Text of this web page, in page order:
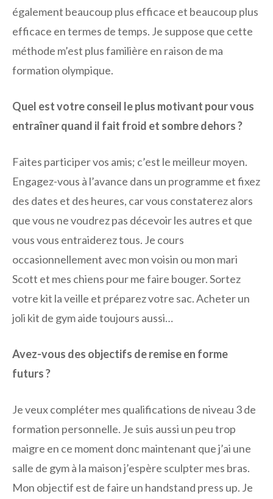
également beaucoup plus efficace et beaucoup plus
efficace en termes de temps. Je suppose que cette
méthode m’est plus familière en raison de ma
formation olympique.
Quel est votre conseil le plus motivant pour vous
entraîner quand il fait froid et sombre dehors ?
Faites participer vos amis; c’est le meilleur moyen.
Engagez-vous à l’avance dans un programme et fixez
des dates et des heures, car vous constaterez alors
que vous ne voudrez pas décevoir les autres et que
vous vous entraiderez tous. Je cours
occasionnellement avec mon voisin ou mon mari
Scott et mes chiens pour me faire bouger. Sortez
votre kit la veille et préparez votre sac. Acheter un
joli kit de gym aide toujours aussi…
Avez-vous des objectifs de remise en forme
futurs ?
Je veux compléter mes qualifications de niveau 3 de
formation personnelle. Je suis aussi un peu trop
maigre en ce moment donc maintenant que j’ai une
salle de gym à la maison j’espère sculpter mes bras.
Mon objectif est de faire un handstand press up. Je